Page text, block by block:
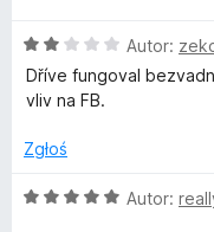
5
/
5
n
a
:
/
O
c
e
a
2
Autor:
Dříve fungoval
vliv na FB.
Zgłoś
O
Autor: